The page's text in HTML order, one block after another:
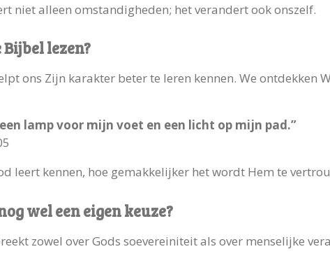
niet alleen omstandigheden; het verandert ook onszelf.
lezen?
ons Zijn karakter beter te leren kennen. We ontdekken
lamp voor mijn voet en een licht op mijn pad.”
leert kennen, hoe gemakkelijker het wordt Hem te
wel een eigen keuze?
zowel over Gods soevereiniteit als over menselijke